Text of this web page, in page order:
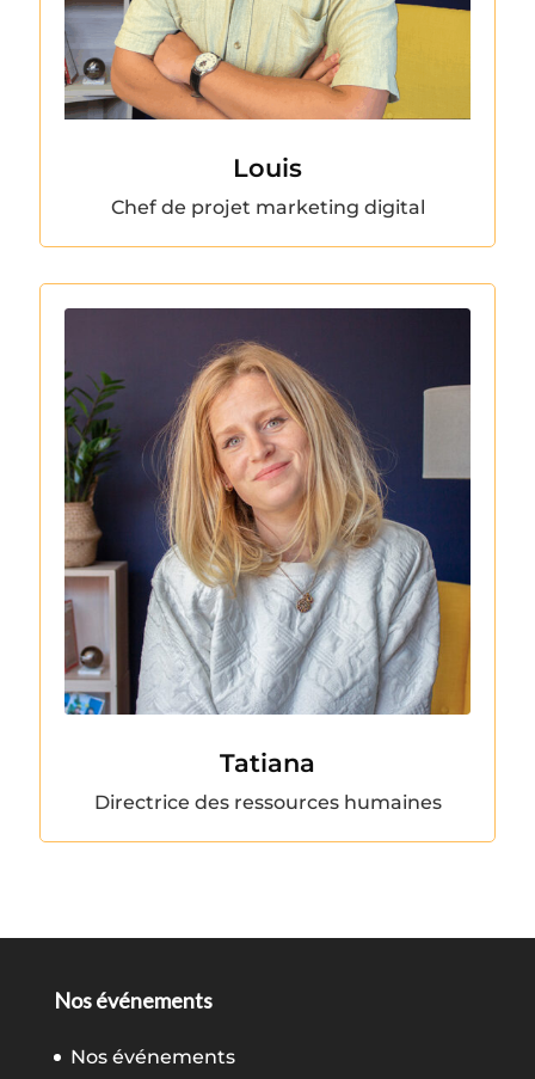
Louis
Chef de projet marketing digital
Tatiana
Directrice des ressources humaines
Nos événements
Nos événements